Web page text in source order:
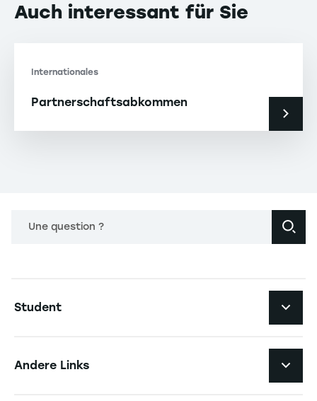
Auch interessant für Sie
Internationales
Partnerschaftsabkommen
Une question ?
Student
Andere Links